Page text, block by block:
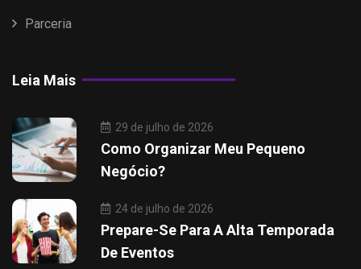
Parceria
Leia Mais
29 de julho de 2026
Como Organizar Meu Pequeno
Negócio?
24 de julho de 2026
Prepare-Se Para A Alta Temporada
De Eventos